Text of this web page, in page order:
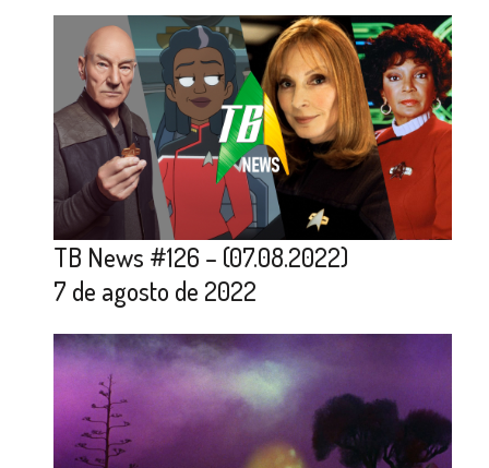
TB News #126 – (07.08.2022)
7 de agosto de 2022